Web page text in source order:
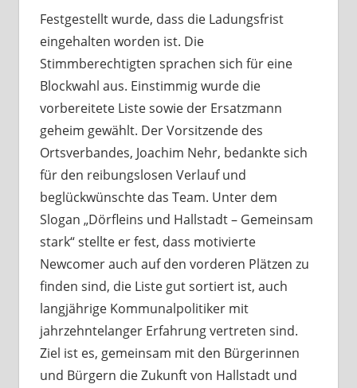
Festgestellt wurde, dass die Ladungsfrist
eingehalten worden ist. Die
Stimmberechtigten sprachen sich für eine
Blockwahl aus. Einstimmig wurde die
vorbereitete Liste sowie der Ersatzmann
geheim gewählt. Der Vorsitzende des
Ortsverbandes, Joachim Nehr, bedankte sich
für den reibungslosen Verlauf und
beglückwünschte das Team. Unter dem
Slogan „Dörfleins und Hallstadt – Gemeinsam
stark“ stellte er fest, dass motivierte
Newcomer auch auf den vorderen Plätzen zu
finden sind, die Liste gut sortiert ist, auch
langjährige Kommunalpolitiker mit
jahrzehntelanger Erfahrung vertreten sind.
Ziel ist es, gemeinsam mit den Bürgerinnen
und Bürgern die Zukunft von Hallstadt und